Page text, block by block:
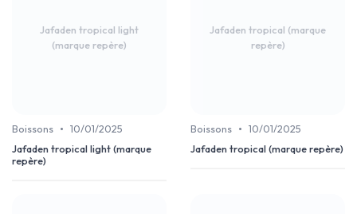
Jafaden tropical light
(marque repère)
Boissons • 10/01/2025
Jafaden tropical light (marque
repère)
Jafaden tropical (marque
repère)
Boissons • 10/01/2025
Jafaden tropical (marque repère)